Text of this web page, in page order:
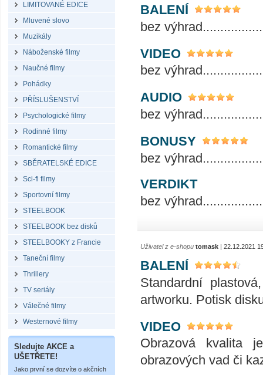
LIMITOVANÉ EDICE
Mluvené slovo
Muzikály
Náboženské filmy
Naučné filmy
Pohádky
PŘÍSLUŠENSTVÍ
Psychologické filmy
Rodinné filmy
Romantické filmy
SBĚRATELSKÉ EDICE
Sci-fi filmy
Sportovní filmy
STEELBOOK
STEELBOOK bez disků
STEELBOOKY z Francie
Taneční filmy
Thrillery
TV seriály
Válečné filmy
Westernové filmy
Sledujte AKCE a
UŠETŘETE!
Jako první se dozvíte o akčních
BALENÍ
bez
VIDEO
bez
AUDIO
bez
BONUSY
bez
VERDIKT
bez
Uživatel z e-shopu tomask | 22.12.2021
BALENÍ
Standardní
artworku. Potisk
VIDEO
Obrazová kvalita
obrazových vad či